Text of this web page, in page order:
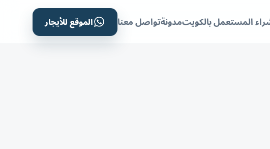
المستعمل بالكويتمدونةتواصل معنا الموقع للأيجار